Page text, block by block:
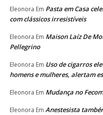
Eleonora Em Pasta em Casa
com clássicos irresistíveis
Eleonora Em Maison Laíz De
Pellegrino
Eleonora Em Uso de cigarros
homens e mulheres, alertam
Eleonora Em Mudança no
Eleonora Em Anestesista